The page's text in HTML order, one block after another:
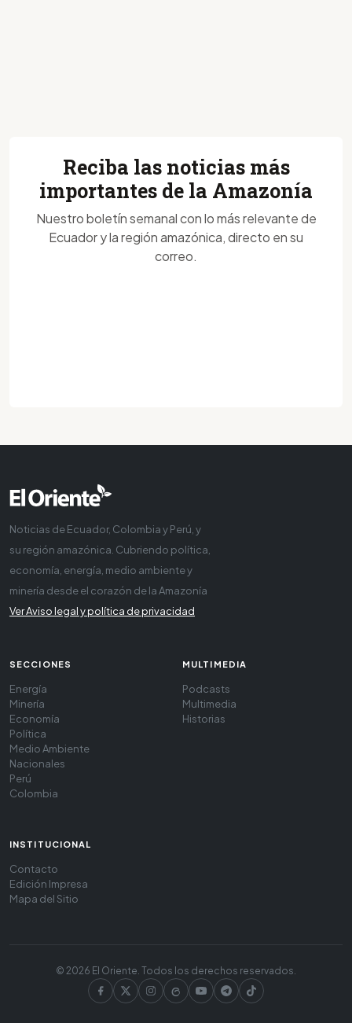
Reciba las noticias más
importantes de la Amazonía
Nuestro boletín semanal con lo más relevante de
Ecuador y la región amazónica, directo en su
correo.
Noticias de Ecuador, Colombia y Perú, y
su región amazónica. Cubriendo política,
economía, energía, medio ambiente y
minería desde el corazón de la Amazonía
Ver Aviso legal y política de privacidad
SECCIONES
Energía
Minería
Economía
Política
Medio Ambiente
Nacionales
Perú
Colombia
MULTIMEDIA
Podcasts
Multimedia
Historias
INSTITUCIONAL
Contacto
Edición Impresa
Mapa del Sitio
© 2026 El Oriente. Todos los derechos reservados.